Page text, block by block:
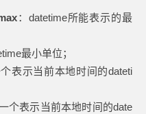
：datetime所能表示的最
最小单位；
表示当前本地时间的dateti
个表示当前本地时间的date